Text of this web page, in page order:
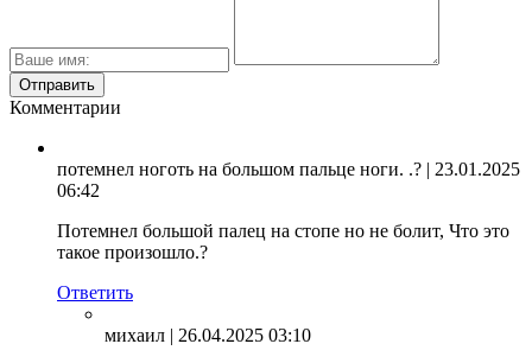
Комментарии
потемнел ноготь на большом пальце ноги. .? | 23.01.2025
06:42
Потемнел большой палец на стопе но не болит, Что это
такое произошло.?
Ответить
михаил | 26.04.2025 03:10